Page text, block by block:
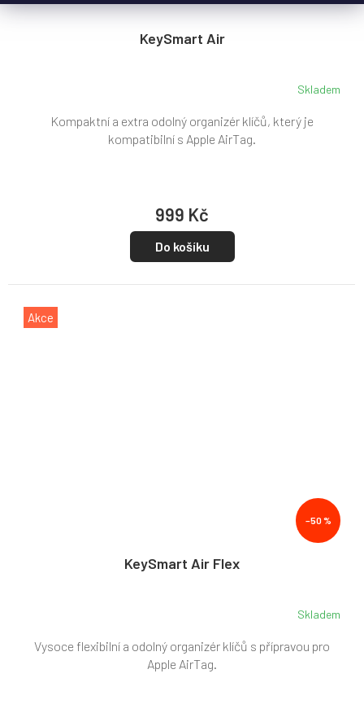
KeySmart Air
Skladem
999 Kč
Do košíku
Kompaktní a extra odolný organizér klíčů, který je
kompatibilní s Apple AirTag.
Akce
–50 %
KeySmart Air Flex
produktu
Skladem
Vysoce flexibilní a odolný organizér klíčů s přípravou pro
Apple AirTag.